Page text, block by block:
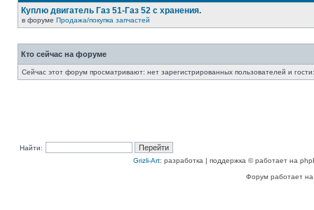
Куплю двигатель Газ 51-Газ 52 с хранения.
в форуме Продажа/покупка запчастей
Кто сейчас на форуме
Сейчас этот форум просматривают: нет зарегистрированных пользователей и
Найти:
Grizli-Art: разработка | поддержка © работает на
Форум работает